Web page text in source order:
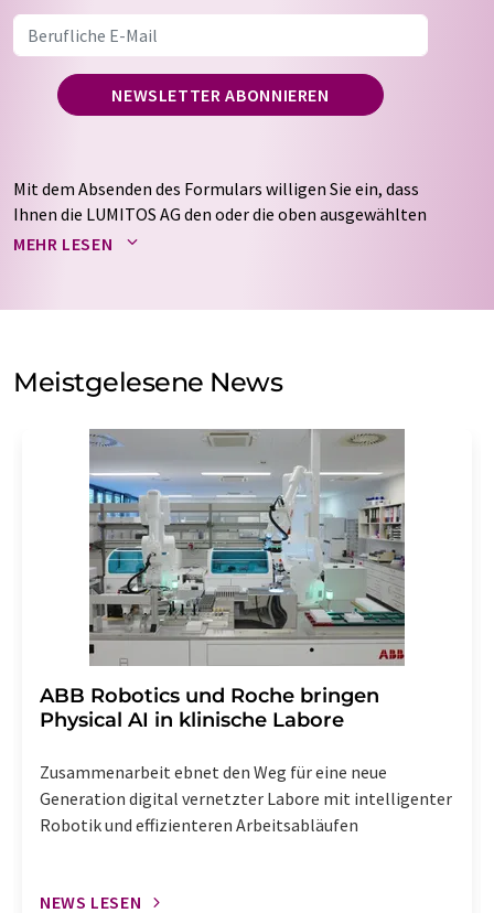
NEWSLETTER ABONNIEREN
Mit dem Absenden des Formulars willigen Sie ein, dass
Ihnen die LUMITOS AG den oder die oben ausgewählten
Newsletter per E-Mail zusendet. Ihre Daten werden
auf Basis unsererDatenschutzerklärung. LUMITOS darf
Meinungsforschung per E-Mail kontaktieren. Ihre
Einwilligung können Sie jederzeit ohne Angabe von
Str. 2, 12489 Berlin oder per E-Mail unter
widerruf@lumitos.commit Wirkung für die Zukunft
widerrufen. Zudem ist in jeder E-Mail ein Link zur
Abbestellung des entsprechenden Newsletters
enthalten.
MEHR LESEN
Meistgelesene News
​​​​​​​ABB Robotics und Roche bringen
Physical AI in klinische Labore
Zusammenarbeit ebnet den Weg für eine neue
Generation digital vernetzter Labore mit intelligenter
Robotik und effizienteren Arbeitsabläufen
NEWS LESEN